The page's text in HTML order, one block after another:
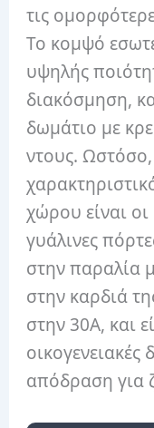
τις
Το κομψό
υψηλής
διακόσμηση,
δωμάτιο με
ντους.
χώρου είναι
γυάλινες
στην παραλία
στην καρδιά
στην 30A, και
οικογενειακές
απόδραση για